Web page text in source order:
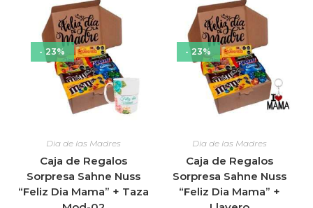
- 23%
Dia de las Madres
Caja de Regalos
Sorpresa Sahne Nuss
“Feliz Dia Mama” + Taza
- 23%
Dia de las Madres
Caja de Regalos
Sorpresa Sahne Nuss
“Feliz Dia Mama” +